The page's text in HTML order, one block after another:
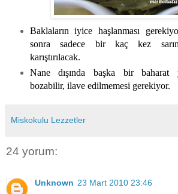
Baklaların iyice haşlanması
sonra sadece bir kaç kez
karıştırılacak.
Nane dışında başka bir baharat
bozabilir, ilave edilmemesi gerekiyor.
Miskokulu Lezzetler
24 yorum:
Unknown 23 Mart 2010 23:46